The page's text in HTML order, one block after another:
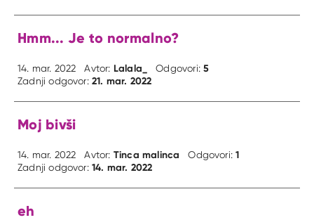
Hmm... Je to normalno?
14. mar. 2022 Avtor: Lalala_ Odgovori:5
Zadnji odgovor:21. mar. 2022
Moj bivši
14. mar. 2022 Avtor: Tinca malinca Odgovori:1
Zadnji odgovor:14. mar. 2022
eh